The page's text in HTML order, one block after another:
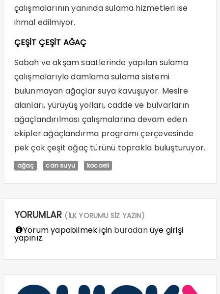
çalışmalarının yanında sulama hizmetleri ise
ihmal edilmiyor.
ÇEŞİT ÇEŞİT AĞAÇ
Sabah ve akşam saatlerinde yapılan sulama
çalışmalarıyla damlama sulama sistemi
bulunmayan ağaçlar suya kavuşuyor. Mesire
alanları, yürüyüş yolları, cadde ve bulvarların
ağaçlandırılması çalışmalarına devam eden
ekipler ağaçlandırma programı çerçevesinde
pek çok çeşit ağaç türünü toprakla buluşturuyor.
ağaç can suyu kocaeli
YORUMLAR (İLK YORUMU SİZ YAZIN)
Yorum yapabilmek için buradanüye girişi
yapınız.